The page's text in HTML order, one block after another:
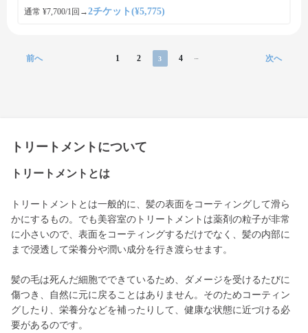
通常 ¥7,700/1回 →2チケット(¥5,775)
前へ 1 2 3 4 ... 次へ
トリートメントについて
トリートメントとは
トリートメントとは一般的に、髪の表面をコーティングして滑ら
かにするもの。でも美容室のトリートメントは薬剤の粒子が非常
に小さいので、表面をコーティングするだけでなく、髪の内部に
まで浸透して栄養分や潤い成分を行き渡らせます。
髪の毛は死んだ細胞でできているため、ダメージを受けるたびに
傷つき、自然に元に戻ることはありません。そのためコーティン
グしたり、栄養分などを補ったりして、健康な状態に近づける必
要があるのです。